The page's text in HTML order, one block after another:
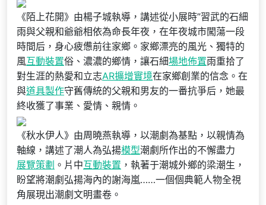
《陌上花開》由楊子城執導，講述從小展時”習武的石細
雨與父親和爺爺相依為命長年夜，在年夜城市闖蕩一段
時間后，身心疲憊前往家鄉。家鄉漂亮的風光、獨特的
風互動裝置俗、濃濃的鄉情，讓石細場地佈置雨重拾了
對生涯的熱愛和立志AR擴增實境在家鄉創業的信念。在
與道具製作守舊傳統的父親和男友的一番抗爭后，她最
終收獲了事業、愛情、親情。
《秋水伊人》由周曉燕執導，以潮劇為基點，以親情為
軸線，講述了潮人為弘揚模型潮劇所作出的不懈盡力
展覽策劃 。片中互動裝置 ，執著于潮城外鄉的梁潮生，
盼望將潮劇弘揚海內的謝海嵐……一個個典範人物全視
角展現出潮劇文明畫卷。